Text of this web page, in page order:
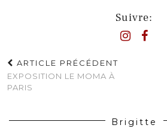
Suivre:
ARTICLE PRÉCÉDENT
EXPOSITION LE MOMA À
PARIS
Brigitte